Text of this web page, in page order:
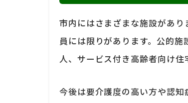
市内にはさまざまな施設があ
員には限りがあります。公的
人、サービス付き高齢者向け
今後は要介護度の高い方や認知